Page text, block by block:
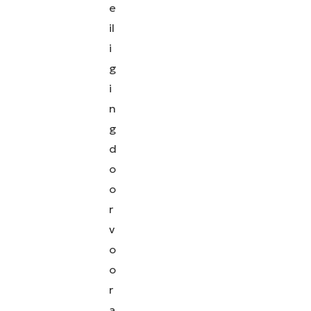
e
il
i
g
i
n
g
d
o
o
r
v
o
o
r